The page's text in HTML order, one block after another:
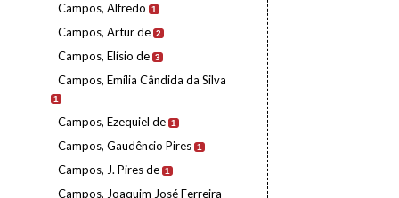
Campos, Alfredo 1
Campos, Artur de 2
Campos, Elísio de 3
Campos, Emília Cândida da Silva
1
Campos, Ezequiel de 1
Campos, Gaudêncio Pires 1
Campos, J. Pires de 1
Campos, Joaquim José Ferreira